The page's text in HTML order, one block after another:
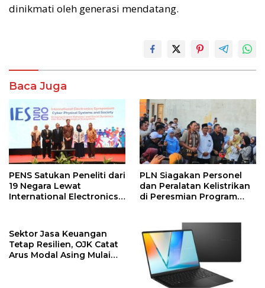
dinikmati oleh generasi mendatang.
Baca Juga
PENS Satukan Peneliti dari
19 Negara Lewat
International Electronics
PLN Siagakan Personel
dan Peralatan Kelistrikan
di Peresmian Program
Sektor Jasa Keuangan
Tetap Resilien, OJK Catat
Arus Modal Asing Mulai